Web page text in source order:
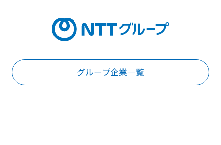
グループ企業一覧